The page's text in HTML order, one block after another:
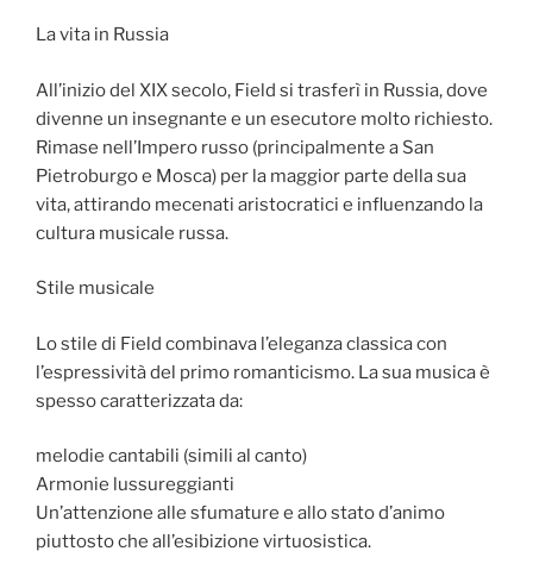
La vita in Russia
All’inizio del XIX secolo, Field si trasferì in Russia, dove
divenne un insegnante e un esecutore molto richiesto.
Rimase nell’Impero russo (principalmente a San
Pietroburgo e Mosca) per la maggior parte della sua
vita, attirando mecenati aristocratici e influenzando la
cultura musicale russa.
Stile musicale
Lo stile di Field combinava l’eleganza classica con
l’espressività del primo romanticismo. La sua musica è
spesso caratterizzata da:
melodie cantabili (simili al canto)
Armonie lussureggianti
Un’attenzione alle sfumature e allo stato d’animo
piuttosto che all’esibizione virtuosistica.